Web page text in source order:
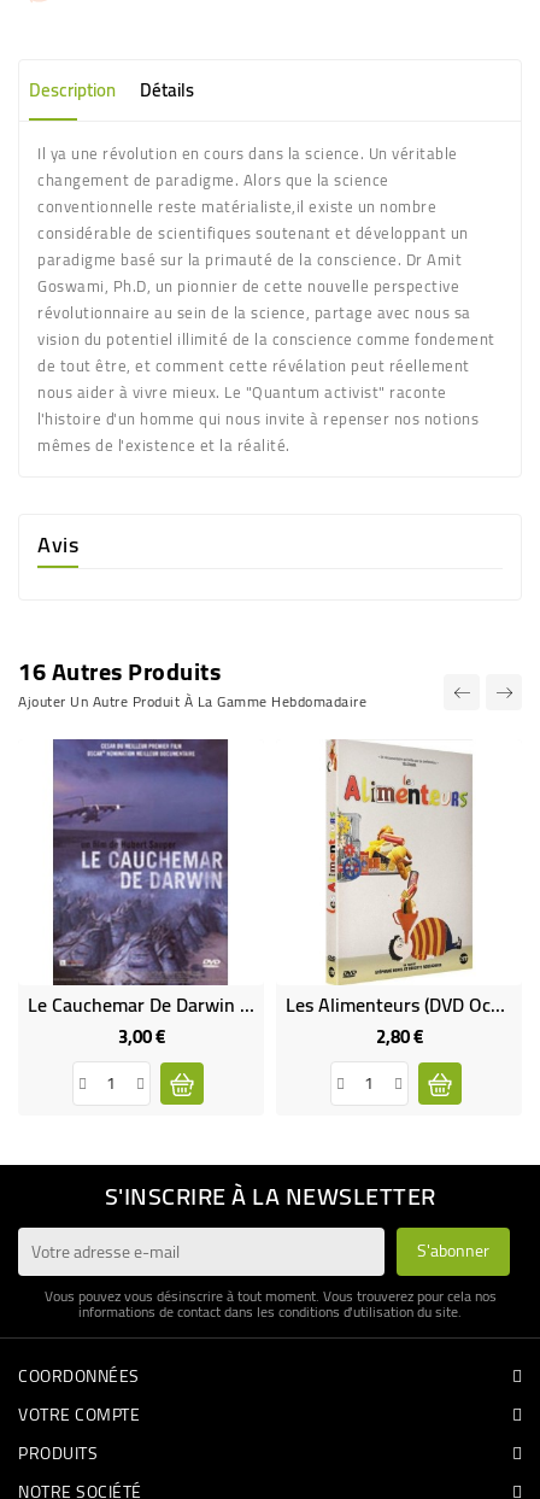
Description Détails
Il ya une révolution en cours dans la science. Un véritable
changement de paradigme. Alors que la science
conventionnelle reste matérialiste,il existe un nombre
considérable de scientifiques soutenant et développant un
paradigme basé sur la primauté de la conscience. Dr Amit
Goswami, Ph.D, un pionnier de cette nouvelle perspective
révolutionnaire au sein de la science, partage avec nous sa
vision du potentiel illimité de la conscience comme fondement
de tout être, et comment cette révélation peut réellement
nous aider à vivre mieux. Le "Quantum activist" raconte
l'histoire d'un homme qui nous invite à repenser nos notions
mêmes de l'existence et la réalité.
Avis
16 Autres Produits
Ajouter Un Autre Produit À La Gamme Hebdomadaire
Le Cauchemar De Darwin (occasion)
3,00 €Prix
Les Alimenteurs (DVD Occasion)
2,80 €Prix
S'INSCRIRE À LA NEWSLETTER
Vous pouvez vous désinscrire à tout moment. Vous trouverez pour cela nos
informations de contact dans les conditions d'utilisation du site.
COORDONNÉES
VOTRE COMPTE
PRODUITS
NOTRE SOCIÉTÉ